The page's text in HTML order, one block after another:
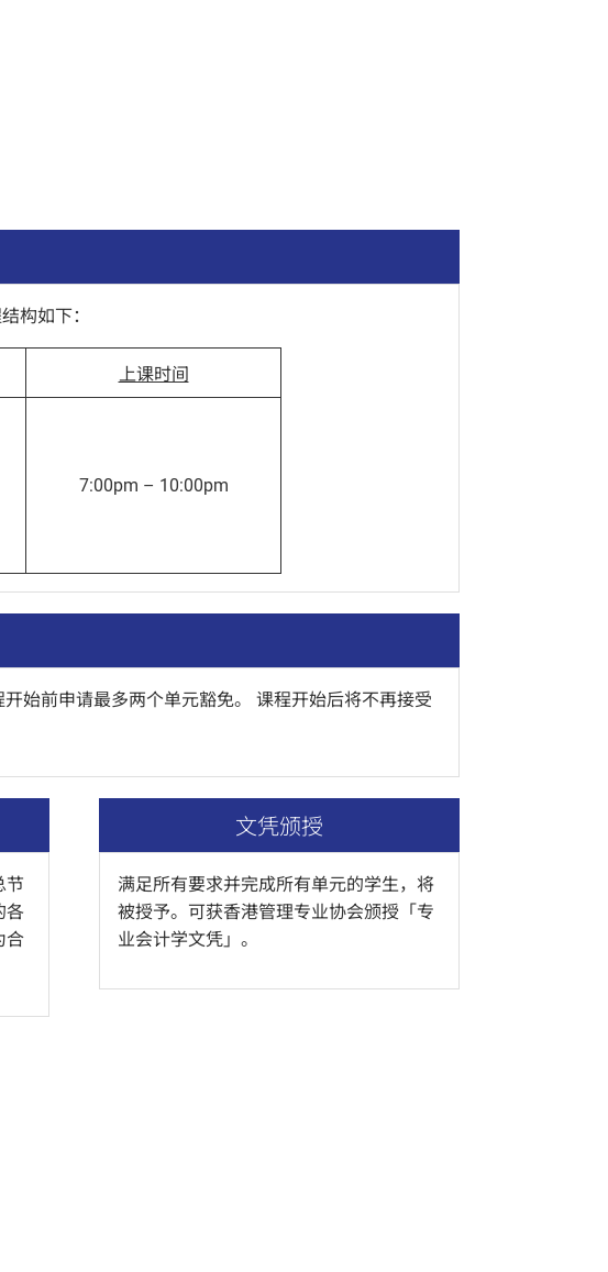
构如下：
上课时间
7:00pm – 10:00pm
始前申请最多两个单元豁免。 课程开始后将不再接受
节
各
合
文凭颁授
满足所有要求并完成所有单元的学生，将
被授予。可获香港管理专业协会颁授「专
业会计学文凭」。